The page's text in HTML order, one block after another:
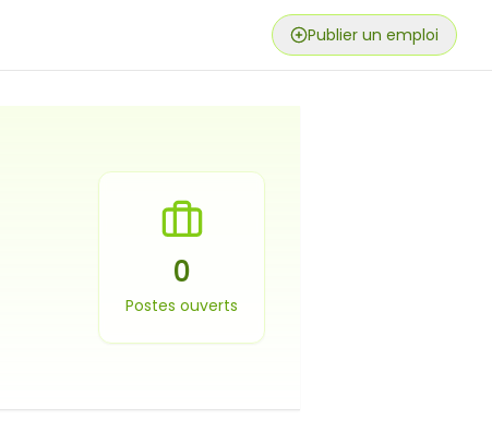
Publier un emploi
0
Postes ouverts